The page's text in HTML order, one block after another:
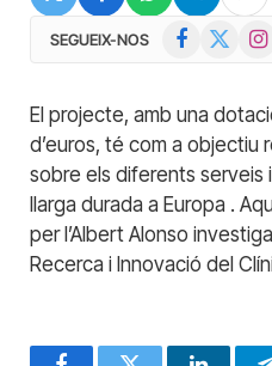
SEGUEIX-NOS Facebook
El projecte, amb una
d’euros, té com a objectiu
sobre els diferents serveis
llarga durada a Europa .
per l’Albert Alonso
Recerca i Innovació del